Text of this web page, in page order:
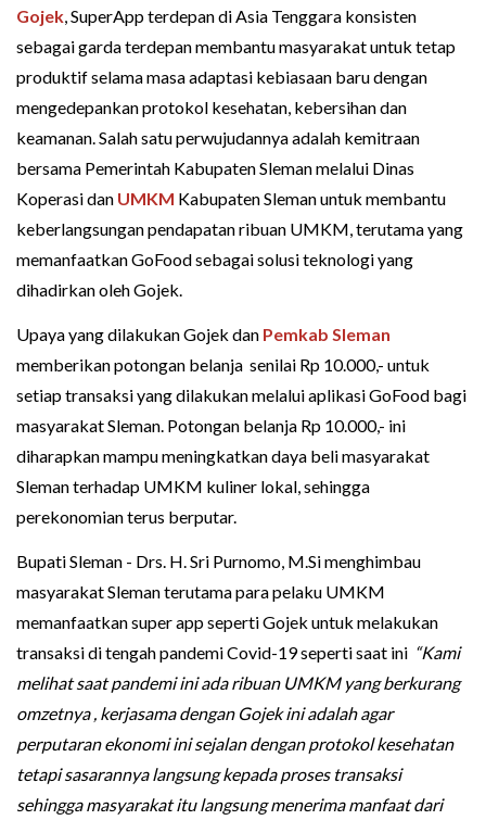
Gojek, SuperApp terdepan di Asia Tenggara konsisten
sebagai garda terdepan membantu masyarakat untuk tetap
produktif selama masa adaptasi kebiasaan baru dengan
mengedepankan protokol kesehatan, kebersihan dan
keamanan. Salah satu perwujudannya adalah kemitraan
bersama Pemerintah Kabupaten Sleman melalui Dinas
Koperasi dan UMKM Kabupaten Sleman untuk membantu
keberlangsungan pendapatan ribuan UMKM, terutama yang
memanfaatkan GoFood sebagai solusi teknologi yang
dihadirkan oleh Gojek.
Upaya yang dilakukan Gojek dan Pemkab Sleman
memberikan potongan belanja senilai Rp 10.000,- untuk
setiap transaksi yang dilakukan melalui aplikasi GoFood bagi
masyarakat Sleman. Potongan belanja Rp 10.000,- ini
diharapkan mampu meningkatkan daya beli masyarakat
Sleman terhadap UMKM kuliner lokal, sehingga
perekonomian terus berputar.
Bupati Sleman - Drs. H. Sri Purnomo, M.Si menghimbau
masyarakat Sleman terutama para pelaku UMKM
memanfaatkan super app seperti Gojek untuk melakukan
transaksi di tengah pandemi Covid-19 seperti saat ini “Kami
melihat saat pandemi ini ada ribuan UMKM yang berkurang
omzetnya , kerjasama dengan Gojek ini adalah agar
perputaran ekonomi ini sejalan dengan protokol kesehatan
tetapi sasarannya langsung kepada proses transaksi
sehingga masyarakat itu langsung menerima manfaat dari